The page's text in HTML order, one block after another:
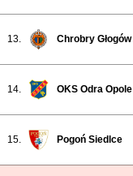
13. Chrobry Głogów
14. OKS Odra Opole
15. Pogoń Siedlce